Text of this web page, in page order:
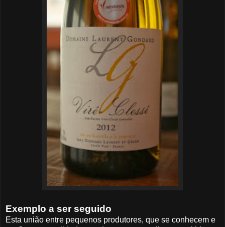
Exemplo a ser seguido
Esta união entre pequenos produtores, que se conhecem e